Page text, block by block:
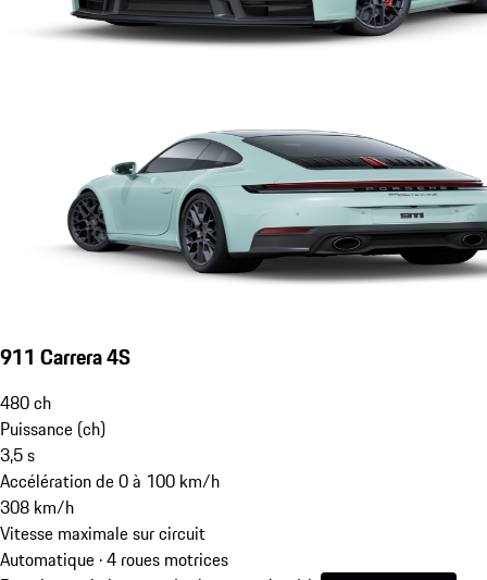
911 Carrera 4S
480ch
Puissance (ch)
3,5s
Accélération de 0 à 100 km/h
308 km/h
Vitesse maximale sur circuit
Automatique · 4 roues motrices